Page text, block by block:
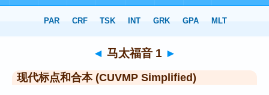
> 马太福音 1
◄ 马太福音 1 ►
现代标点和合本 (CUVMP Simplified)